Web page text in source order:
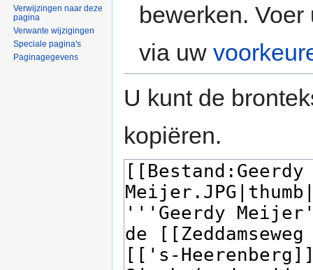
bewerken.
via uw
U kunt de
kopiëren.
Verwijzingen naar deze
pagina
Verwante wijzigingen
Speciale pagina's
Paginagegevens